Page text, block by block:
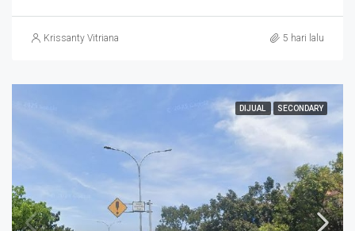
Krissanty Vitriana 5 hari lalu
DIJUAL SECONDARY